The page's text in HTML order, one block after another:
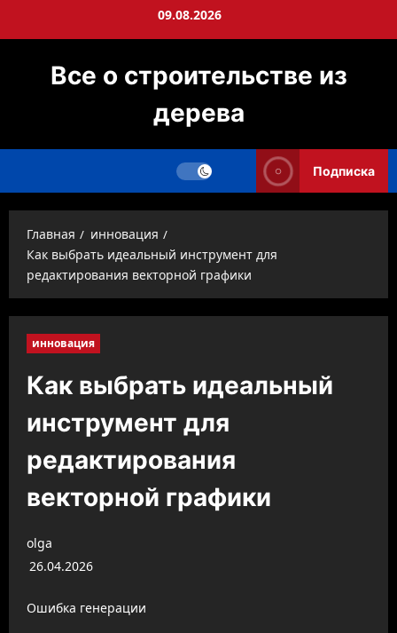
09.08.2026
Все о строительстве из
дерева
Подписка
Главная
инновация
Как выбрать идеальный инструмент для
редактирования векторной графики
инновация
Как выбрать идеальный
инструмент для
редактирования
векторной графики
olga
26.04.2026
Ошибка генерации